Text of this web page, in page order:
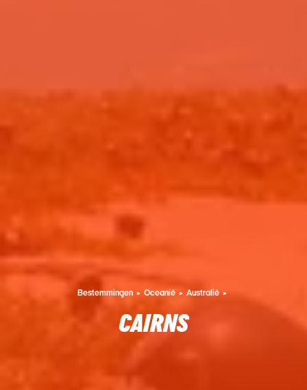
Bestemmingen Oceanië Australië
CAIRNS